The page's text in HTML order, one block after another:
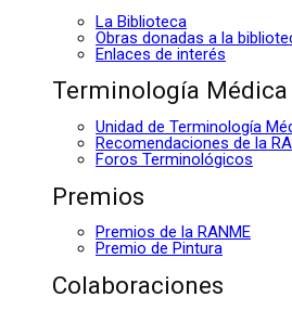
La Biblioteca
Obras donadas a la
Enlaces de interés
Terminología Médica
Unidad de Terminología
Recomendaciones de la
Foros Terminológicos
Premios
Premios de la RANME
Premio de Pintura
Colaboraciones